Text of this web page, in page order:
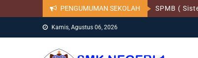
PENGUMUMAN SEKOLAH SPMB (
Kamis, Agustus 06, 2026